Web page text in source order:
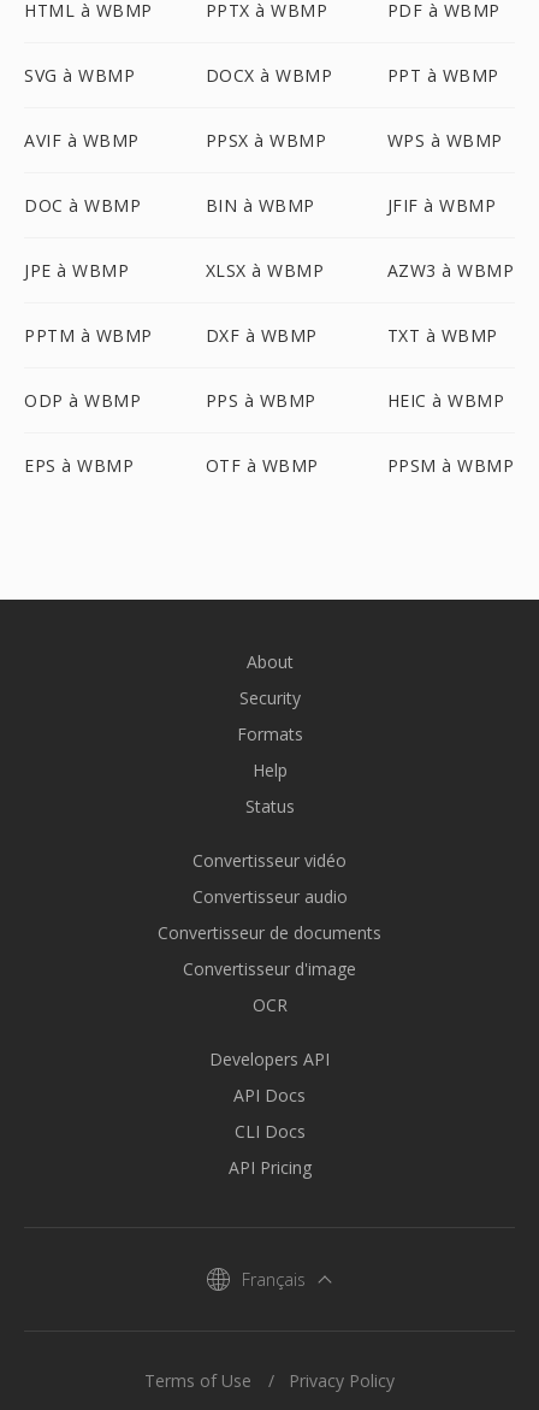
HTML à WBMP PPTX à WBMP PDF à WBMP
SVG à WBMP DOCX à WBMP PPT à WBMP
AVIF à WBMP PPSX à WBMP WPS à WBMP
DOC à WBMP BIN à WBMP JFIF à WBMP
JPE à WBMP XLSX à WBMP AZW3 à WBMP
PPTM à WBMP DXF à WBMP TXT à WBMP
ODP à WBMP PPS à WBMP HEIC à WBMP
EPS à WBMP OTF à WBMP PPSM à WBMP
About
Security
Formats
Help
Status
Convertisseur vidéo
Convertisseur audio
Convertisseur de documents
Convertisseur d'image
OCR
Developers API
API Docs
CLI Docs
API Pricing
Français
Terms of Use Privacy Policy